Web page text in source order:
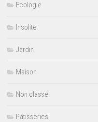
Ecologie
Insolite
Jardin
Maison
Non classé
Pâtisseries